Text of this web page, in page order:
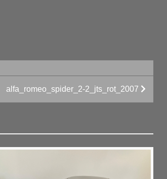
alfa_romeo_spider_2-2_jts_rot_2007